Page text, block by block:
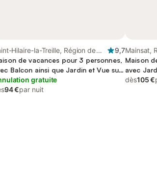
Hilaire-la-Treille, Région de
9,7
de vacances pour 3 personnes,
Balcon ainsi que Jardin et Vue sur
gratuite
94 €par nuit
Mainsat,
Maison
avec
dès105 €